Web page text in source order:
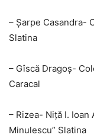
– Șarpe Casandra-
Slatina
– Gîscă Dragoș-
Caracal
– Rizea- Niță I.
Minulescu” Slatina